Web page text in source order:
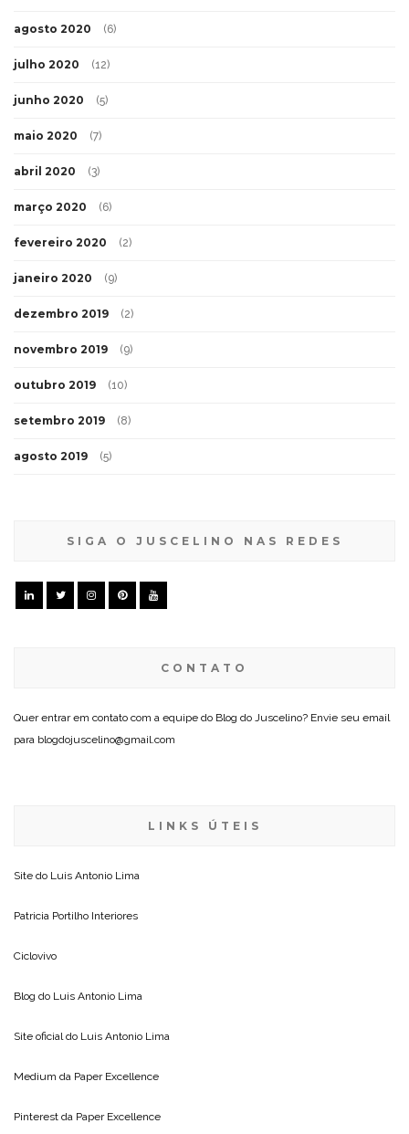
agosto 2020 (6)
julho 2020 (12)
junho 2020 (5)
maio 2020 (7)
abril 2020 (3)
março 2020 (6)
fevereiro 2020 (2)
janeiro 2020 (9)
dezembro 2019 (2)
novembro 2019 (9)
outubro 2019 (10)
setembro 2019 (8)
agosto 2019 (5)
SIGA O JUSCELINO NAS REDES
CONTATO
Quer entrar em contato com a equipe do Blog do Juscelino? Envie seu email
para blogdojuscelino@gmail.com
LINKS ÚTEIS
Site do Luis Antonio Lima
Patricia Portilho Interiores
Ciclovivo
Blog do Luis Antonio Lima
Site oficial do Luis Antonio Lima
Medium da Paper Excellence
Pinterest da Paper Excellence